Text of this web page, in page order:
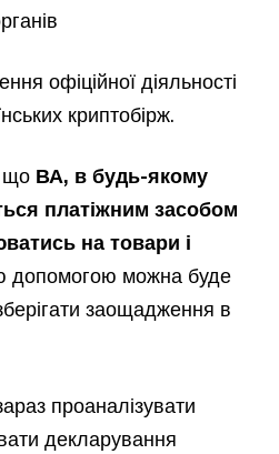
офіційної діяльності
криптобірж.
що ВА, в будь-якому
платіжним засобом
на товари і
допомогою можна буде
заощадження в
проаналізувати
декларування